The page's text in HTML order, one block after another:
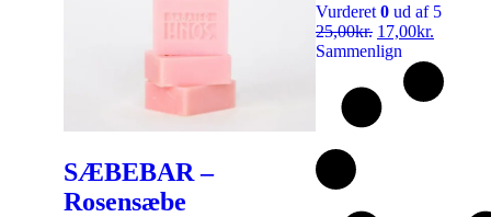
SÆBEBAR –
Rosensæbe
Vurderet 0 ud af 5
25,00kr. 17,00kr.
Sammenlign